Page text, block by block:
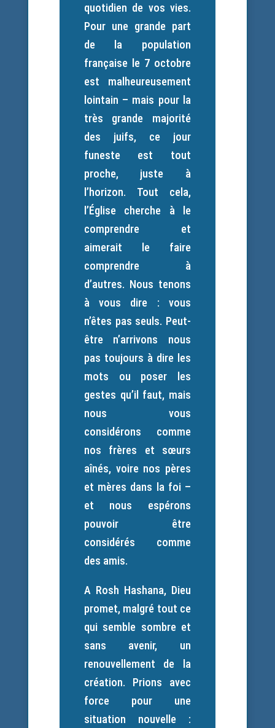
quotidien de vos vies.
Pour une grande part
de la population
française le 7 octobre
est malheureusement
lointain – mais pour la
très grande majorité
des juifs, ce jour
funeste est tout
proche, juste à
l’horizon. Tout cela,
l’Église cherche à le
comprendre et
aimerait le faire
comprendre à
d’autres. Nous tenons
à vous dire : vous
n’êtes pas seuls. Peut-
être n’arrivons nous
pas toujours à dire les
mots ou poser les
gestes qu’il faut, mais
nous vous
considérons comme
nos frères et sœurs
aînés, voire nos pères
et mères dans la foi –
et nous espérons
pouvoir être
considérés comme
des amis.
A Rosh Hashana, Dieu
promet, malgré tout ce
qui semble sombre et
sans avenir, un
renouvellement de la
création. Prions avec
force pour une
situation nouvelle :